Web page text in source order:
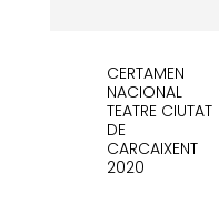
CERTAMEN
NACIONAL
TEATRE CIUTAT
DE
CARCAIXENT
2020